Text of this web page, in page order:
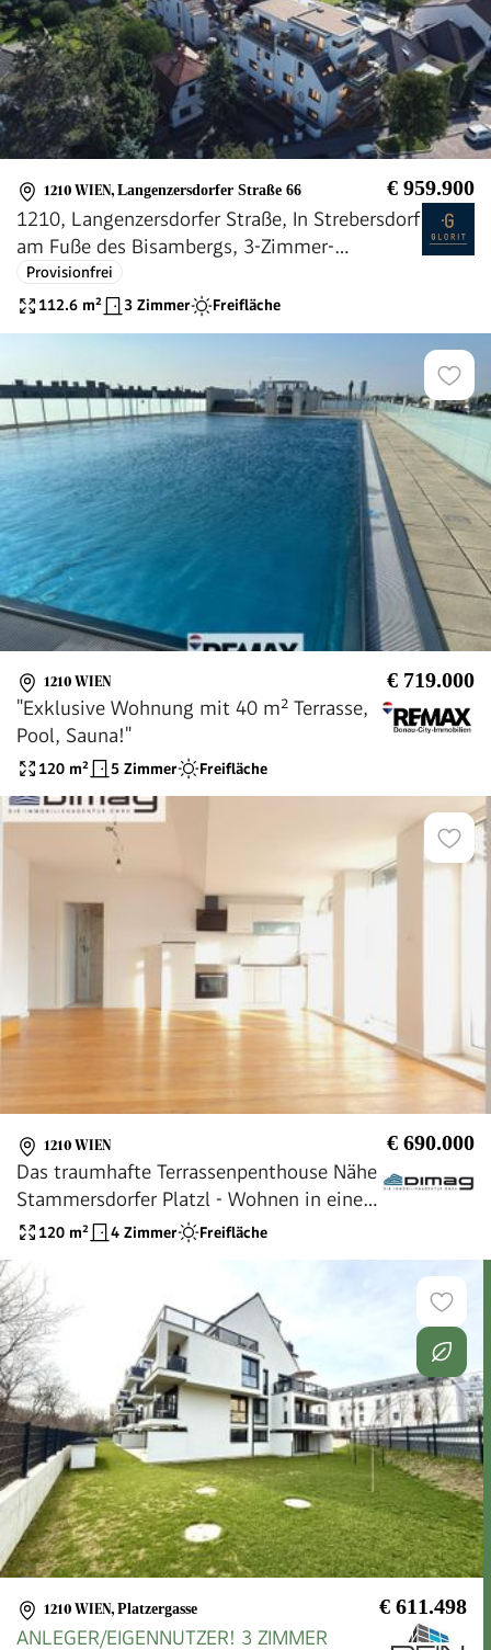
1210 WIEN, Langenzersdorfer Straße 66 € 959.900
1210, Langenzersdorfer Straße, In Strebersdorf
am Fuße des Bisambergs, 3-Zimmer-
Eigentumswohnung
Provisionfrei
112.6 m² 3 Zimmer Freifläche
1210 WIEN € 719.000
"Exklusive Wohnung mit 40 m² Terrasse,
Pool, Sauna!"
120 m² 5 Zimmer Freifläche
1210 WIEN € 690.000
Das traumhafte Terrassenpenthouse Nähe
Stammersdorfer Platzl - Wohnen in einer
der schönsten Wohngegenden von Wien
120 m² 4 Zimmer Freifläche
1210 WIEN, Platzergasse € 611.498
ANLEGER/EIGENNUTZER! 3 ZIMMER